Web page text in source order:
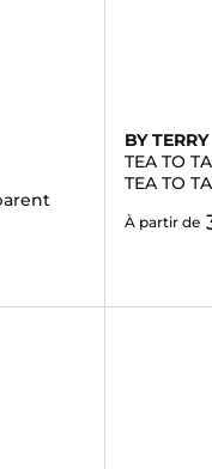
BY TERRY
TEA TO
TEA TO
À partir de